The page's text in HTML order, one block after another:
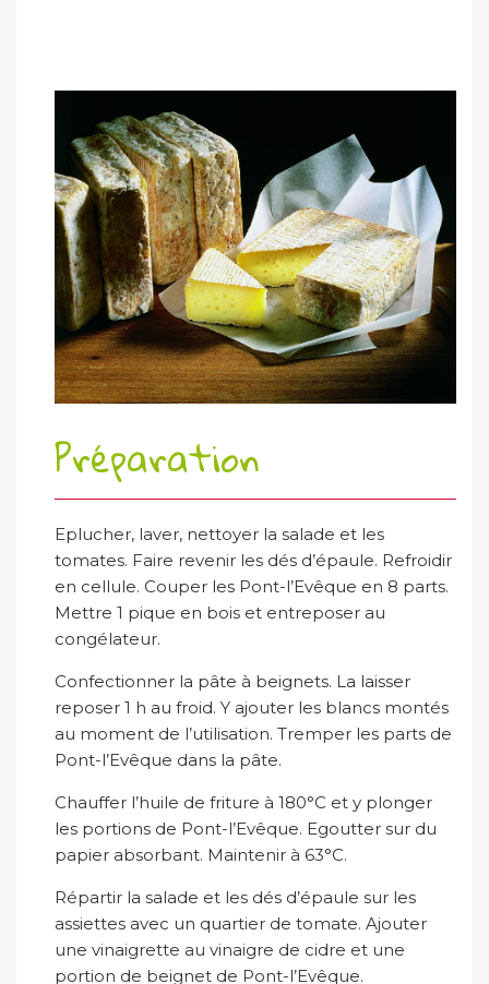
Préparation
Eplucher, laver, nettoyer la salade et les
tomates. Faire revenir les dés d’épaule. Refroidir
en cellule. Couper les Pont-l’Evêque en 8 parts.
Mettre 1 pique en bois et entreposer au
congélateur.
Confectionner la pâte à beignets. La laisser
reposer 1 h au froid. Y ajouter les blancs montés
au moment de l’utilisation. Tremper les parts de
Pont-l’Evêque dans la pâte.
Chauffer l’huile de friture à 180°C et y plonger
les portions de Pont-l’Evêque. Egoutter sur du
papier absorbant. Maintenir à 63°C.
Répartir la salade et les dés d’épaule sur les
assiettes avec un quartier de tomate. Ajouter
une vinaigrette au vinaigre de cidre et une
portion de beignet de Pont-l’Evêque.